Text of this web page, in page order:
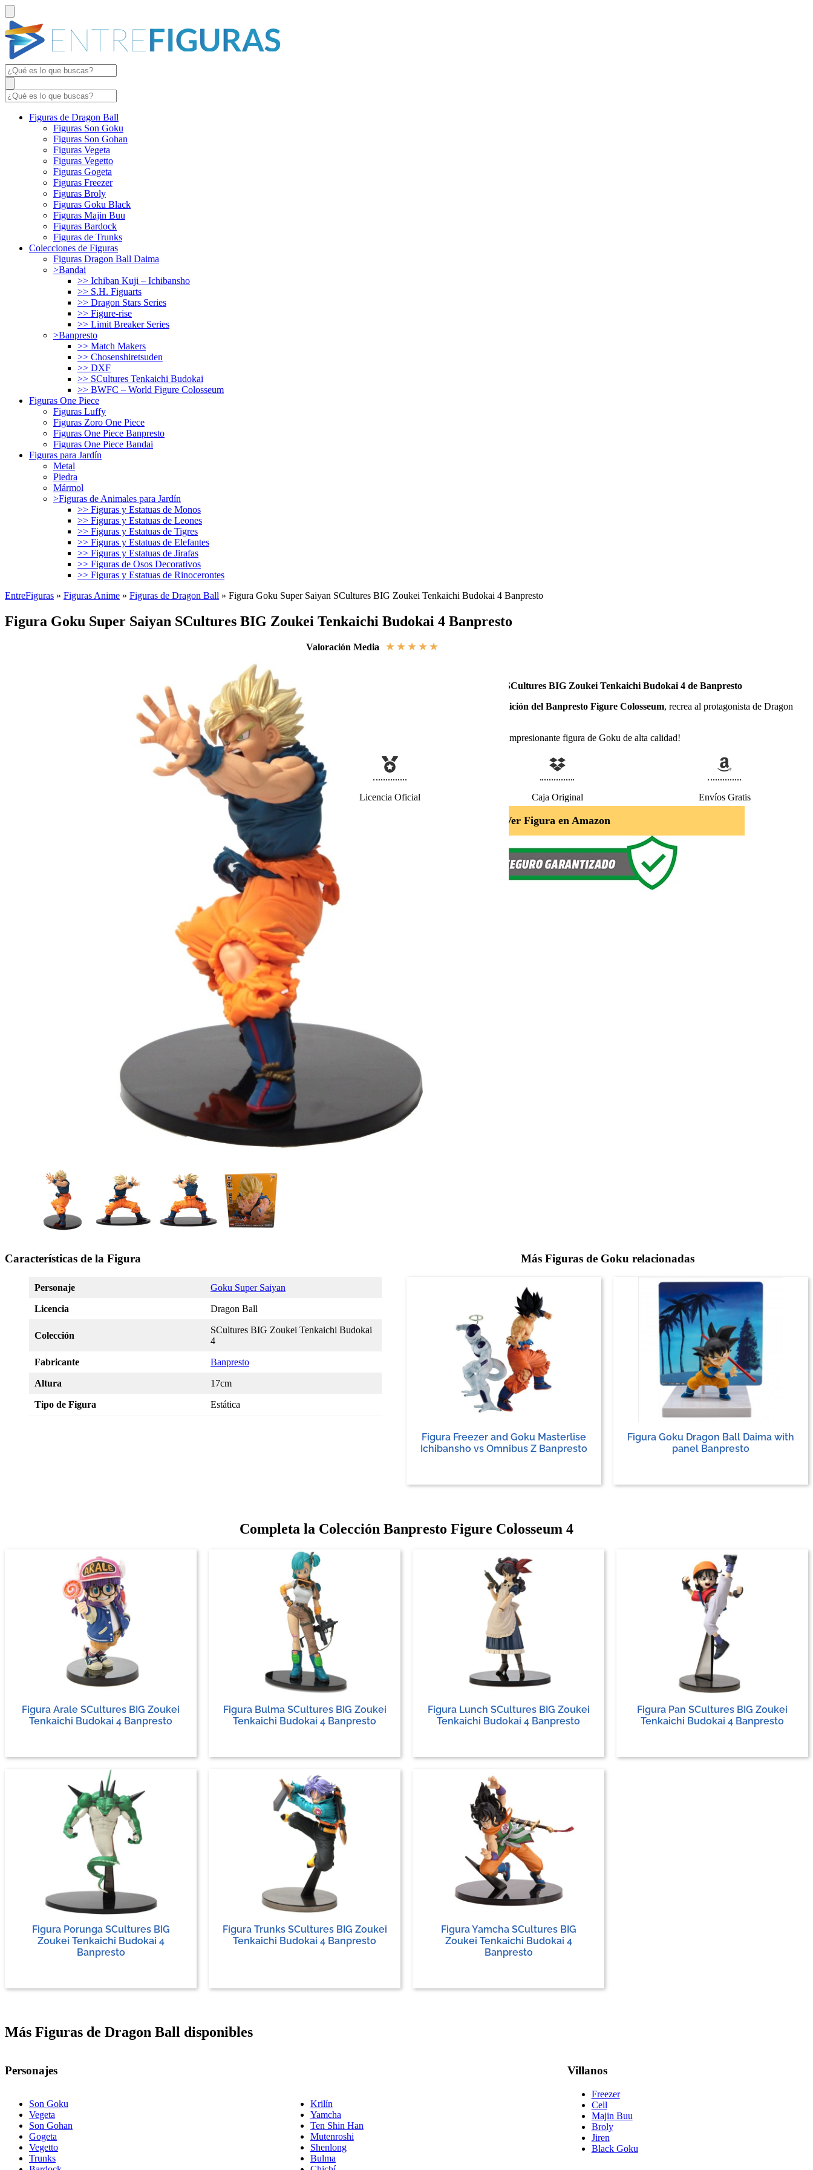
Figuras de Dragon Ball
Figuras Son Goku
Figuras Son Gohan
Figuras Vegeta
Figuras Vegetto
Figuras Gogeta
Figuras Freezer
Figuras Broly
Figuras Goku Black
Figuras Majin Buu
Figuras Bardock
Figuras de Trunks
Colecciones de Figuras
Figuras Dragon Ball Daima
>Bandai
>> Ichiban Kuji – Ichibansho
>> S.H. Figuarts
>> Dragon Stars Series
>> Figure-rise
>> Limit Breaker Series
>Banpresto
>> Match Makers
>> Chosenshiretsuden
>> DXF
>> SCultures Tenkaichi Budokai
>> BWFC – World Figure Colosseum
Figuras One Piece
Figuras Luffy
Figuras Zoro One Piece
Figuras One Piece Banpresto
Figuras One Piece Bandai
Figuras para Jardín
Metal
Piedra
Mármol
>Figuras de Animales para Jardín
>> Figuras y Estatuas de Monos
>> Figuras y Estatuas de Leones
>> Figuras y Estatuas de Tigres
>> Figuras y Estatuas de Elefantes
>> Figuras y Estatuas de Jirafas
>> Figuras de Osos Decorativos
>> Figuras y Estatuas de Rinocerontes
EntreFiguras » Figuras Anime » Figuras de Dragon Ball » Figura Goku Super Saiyan SCultures BIG Zoukei Tenkaichi Budokai 4 Banpresto
Figura Goku Super Saiyan SCultures BIG Zoukei Tenkaichi Budokai 4 Banpresto
Valoración Media ★ ★ ★ ★ ★
Figura de Goku Super Saiyan para la Colección SCultures BIG Zoukei Tenkaichi Budokai 4 de Banpresto
cuarta edición del Banpresto Figure Colosseum, recrea al protagonista de Dragon
¡Lleva a tu Casa el Combate contra Freezer con esta impresionante figura de Goku de alta calidad!
Licencia Oficial Caja Original Envíos Gratis
Ver Figura en Amazon
Características de la Figura
Personaje Goku Super Saiyan
Licencia Dragon Ball
Colección
SCultures BIG Zoukei Tenkaichi Budokai
4
Fabricante Banpresto
Altura 17cm
Tipo de Figura Estática
Más Figuras de Goku relacionadas
Figura Freezer and Goku Masterlise
Ichibansho vs Omnibus Z Banpresto
Figura Goku Dragon Ball Daima with
panel Banpresto
Completa la Colección Banpresto Figure Colosseum 4
Figura Arale SCultures BIG Zoukei
Tenkaichi Budokai 4 Banpresto
Figura Bulma SCultures BIG Zoukei
Tenkaichi Budokai 4 Banpresto
Figura Lunch SCultures BIG Zoukei
Tenkaichi Budokai 4 Banpresto
Figura Pan SCultures BIG Zoukei
Tenkaichi Budokai 4 Banpresto
Figura Porunga SCultures BIG
Zoukei Tenkaichi Budokai 4
Banpresto
Figura Trunks SCultures BIG Zoukei
Tenkaichi Budokai 4 Banpresto
Figura Yamcha SCultures BIG
Zoukei Tenkaichi Budokai 4
Banpresto
Más Figuras de Dragon Ball disponibles
Personajes
Son Goku
Vegeta
Son Gohan
Gogeta
Vegetto
Trunks
Krilín
Yamcha
Ten Shin Han
Mutenroshi
Shenlong
Bulma
Villanos
Freezer
Cell
Majin Buu
Broly
Jiren
Black Goku